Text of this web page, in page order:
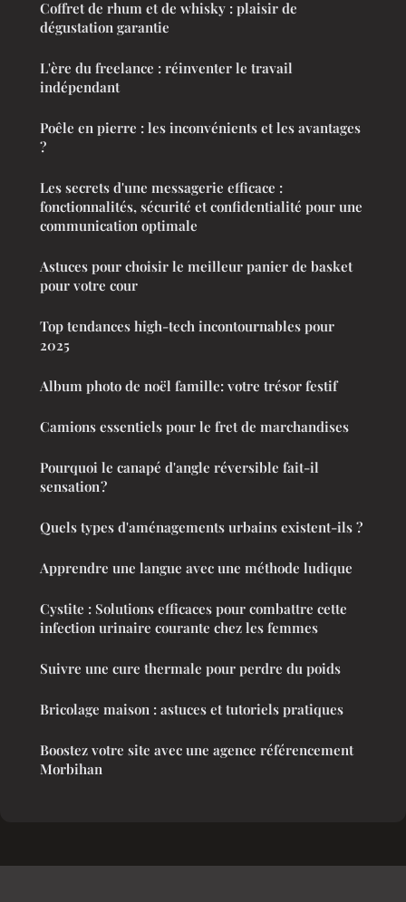
Coffret de rhum et de whisky : plaisir de
dégustation garantie
L'ère du freelance : réinventer le travail
indépendant
Poêle en pierre : les inconvénients et les avantages
?
Les secrets d'une messagerie efficace :
fonctionnalités, sécurité et confidentialité pour une
communication optimale
Astuces pour choisir le meilleur panier de basket
pour votre cour
Top tendances high-tech incontournables pour
2025
Album photo de noël famille: votre trésor festif
Camions essentiels pour le fret de marchandises
Pourquoi le canapé d'angle réversible fait-il
sensation ?
Quels types d'aménagements urbains existent-ils ?
Apprendre une langue avec une méthode ludique
Cystite : Solutions efficaces pour combattre cette
infection urinaire courante chez les femmes
Suivre une cure thermale pour perdre du poids
Bricolage maison : astuces et tutoriels pratiques
Boostez votre site avec une agence référencement
Morbihan